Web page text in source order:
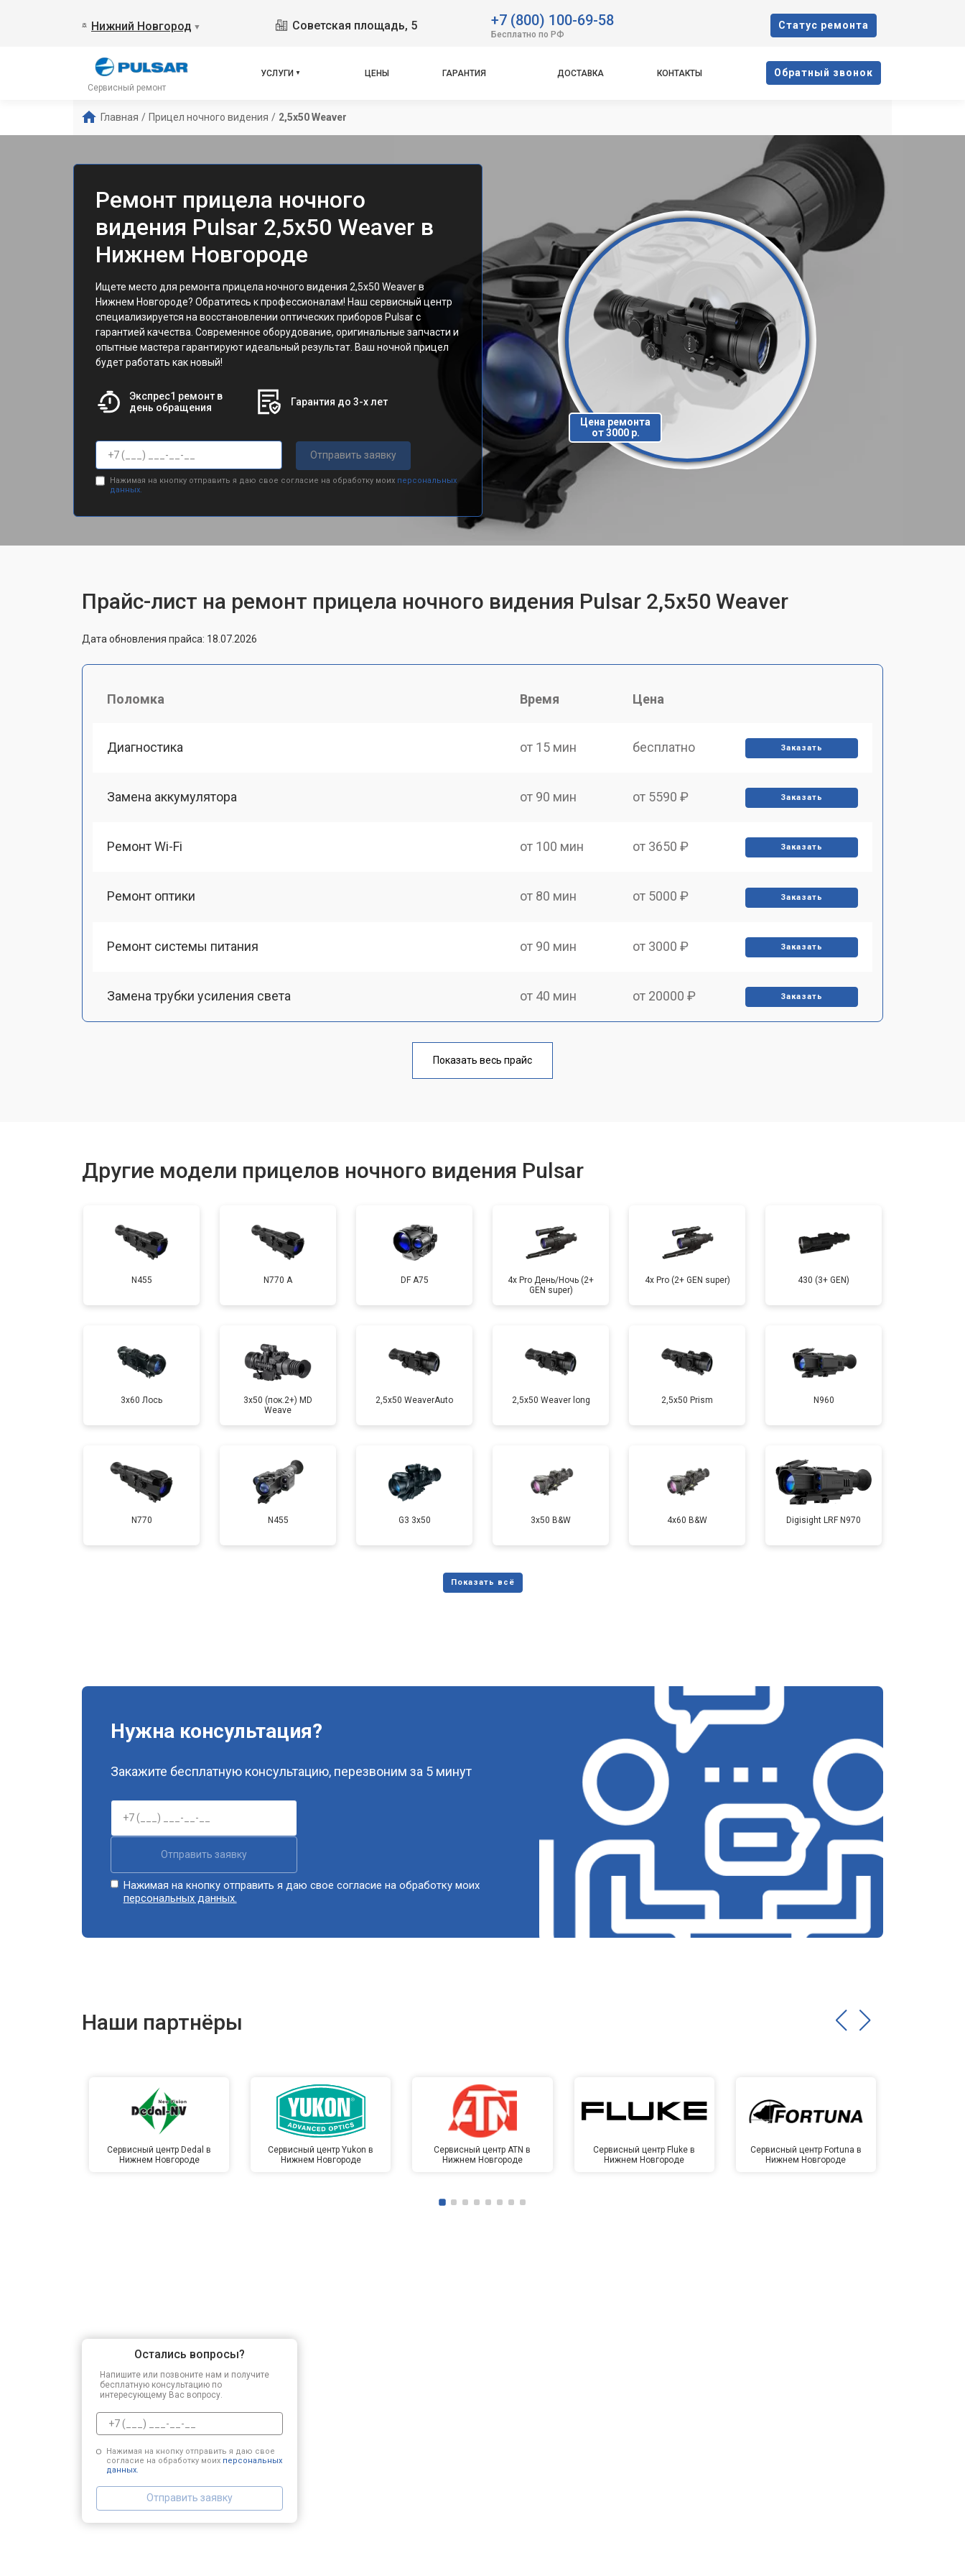
Нижний Новгород ▼ Советская площадь, 5 +7 (800) 100-69-58
Бесплатно по РФ
Cтатус ремонта
Сервисный ремонт
УСЛУГИ ЦЕНЫ ГАРАНТИЯ ДОСТАВКА КОНТАКТЫ Oбратный звонок
Главная / Прицел ночного видения / 2,5x50 Weaver
Ремонт прицела ночного
видения Pulsar 2,5x50 Weaver в
Нижнем Новгороде
Ищете место для ремонта прицела ночного видения 2,5x50 Weaver в
Нижнем Новгороде? Обратитесь к профессионалам! Наш сервисный центр
специализируется на восстановлении оптических приборов Pulsar с
гарантией качества. Современное оборудование, оригинальные запчасти и
опытные мастера гарантируют идеальный результат. Ваш ночной прицел
будет работать как новый!
Экспрес1 ремонт в
день обращения
Гарантия до 3-х лет
Отправить заявку
Нажимая на кнопку отправить я даю свое согласие на обработку моих персональных
данных.
Цена ремонта
от 3000 р.
Прайс-лист на ремонт прицела ночного видения Pulsar 2,5x50 Weaver
Дата обновления прайса: 18.07.2026
Поломка Время Цена
Диагностика от 15 мин бесплатно Заказать
Замена аккумулятора от 90 мин от 5590 ₽ Заказать
Ремонт Wi-Fi от 100 мин от 3650 ₽ Заказать
Ремонт оптики от 80 мин от 5000 ₽ Заказать
Ремонт системы питания от 90 мин от 3000 ₽ Заказать
Замена трубки усиления света от 40 мин от 20000 ₽ Заказать
от 100 мин
Показать весь прайс
Другие модели прицелов ночного видения Pulsar
N455 N770 А DF A75
4x Pro День/Ночь (2+
GEN super)
4x Pro (2+ GEN super) 430 (3+ GEN)
3x60 Лось
3x50 (пок.2+) MD
Weave
2,5x50 WeaverAuto 2,5x50 Weaver long 2,5x50 Prism N960
N770 N455 G3 3x50 3x50 B&W 4x60 B&W Digisight LRF N970
Нужна консультация?
Закажите бесплатную консультацию, перезвоним за 5 минут
Отправить заявку
Нажимая на кнопку отправить я даю свое согласие на обработку моих
персональных данных.
Наши партнёры
Сервисный центр Dedal в
Нижнем Новгороде
Сервисный центр Yukon в
Нижнем Новгороде
Сервисный центр ATN в
Нижнем Новгороде
Сервисный центр Fluke в
Нижнем Новгороде
Сервисный центр Fortuna в
Нижнем Новгороде
Остались вопросы?
Напишите или позвоните нам и получите
бесплатную консультацию по
интересующему Вас вопросу.
Нажимая на кнопку отправить я даю свое
согласие на обработку моих персональных
данных.
Отправить заявку